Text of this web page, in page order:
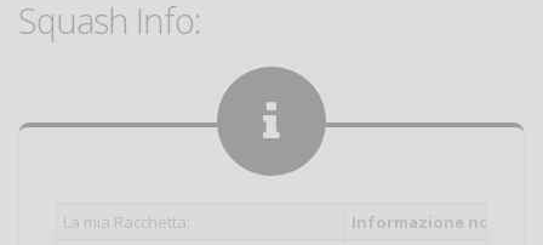
Squash Info:
La mia Racchetta:
Informazione non